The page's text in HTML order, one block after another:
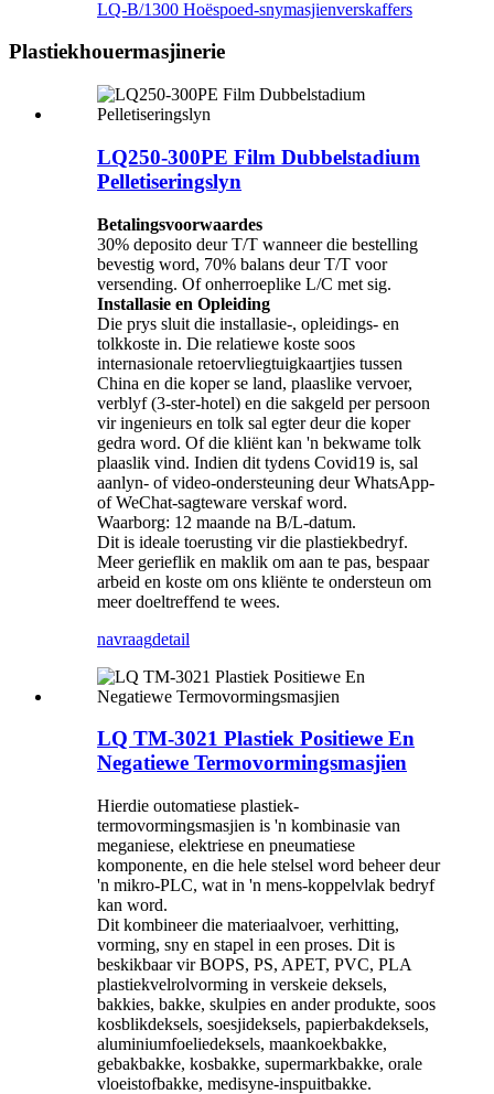
LQ-B/1300 Hoëspoed-snymasjienverskaffers
Plastiekhouermasjinerie
LQ250-300PE Film Dubbelstadium
Pelletiseringslyn
Betalingsvoorwaardes
30% deposito deur T/T wanneer die bestelling
bevestig word, 70% balans deur T/T voor
versending. Of onherroeplike L/C met sig.
Installasie en Opleiding
Die prys sluit die installasie-, opleidings- en
tolkkoste in. Die relatiewe koste soos
internasionale retoervliegtuigkaartjies tussen
China en die koper se land, plaaslike vervoer,
verblyf (3-ster-hotel) en die sakgeld per persoon
vir ingenieurs en tolk sal egter deur die koper
gedra word. Of die kliënt kan 'n bekwame tolk
plaaslik vind. Indien dit tydens Covid19 is, sal
aanlyn- of video-ondersteuning deur WhatsApp-
of WeChat-sagteware verskaf word.
Waarborg: 12 maande na B/L-datum.
Dit is ideale toerusting vir die plastiekbedryf.
Meer gerieflik en maklik om aan te pas, bespaar
arbeid en koste om ons kliënte te ondersteun om
meer doeltreffend te wees.
navraagdetail
LQ TM-3021 Plastiek Positiewe En
Negatiewe Termovormingsmasjien
Hierdie outomatiese plastiek-
termovormingsmasjien is 'n kombinasie van
meganiese, elektriese en pneumatiese
komponente, en die hele stelsel word beheer deur
'n mikro-PLC, wat in 'n mens-koppelvlak bedryf
kan word.
Dit kombineer die materiaalvoer, verhitting,
vorming, sny en stapel in een proses. Dit is
beskikbaar vir BOPS, PS, APET, PVC, PLA
plastiekvelrolvorming in verskeie deksels,
bakkies, bakke, skulpies en ander produkte, soos
kosblikdeksels, soesjideksels, papierbakdeksels,
aluminiumfoeliedeksels, maankoekbakke,
gebakbakke, kosbakke, supermarkbakke, orale
vloeistofbakke, medisyne-inspuitbakke.